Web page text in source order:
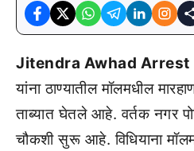
Jitendra Awhad Arrest
यांना ठाण्यातील मॉलमधील
ताब्यात घेतले आहे. वर्तक नगर
चौकशी सुरू आहे. विधियाना